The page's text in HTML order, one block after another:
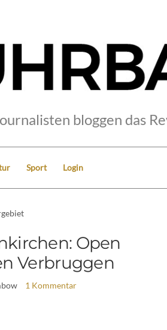
bloggen das
Sport Login
Open
Verbruggen
1 Kommentar